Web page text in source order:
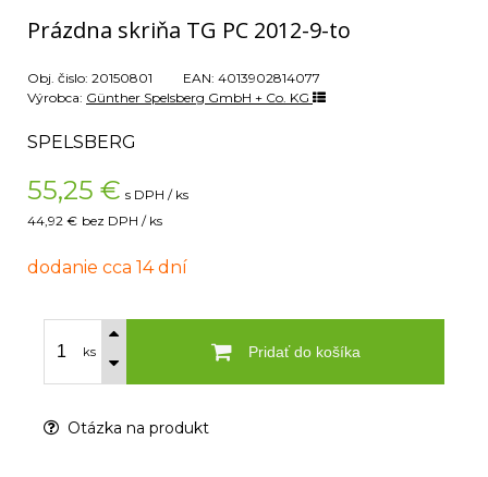
Prázdna skriňa TG PC 2012-9-to
Obj. čislo: 20150801 EAN: 4013902814077
Výrobca: Günther Spelsberg GmbH + Co. KG
SPELSBERG
55,25 € s DPH / ks
44,92 € bez DPH / ks
dodanie cca 14 dní
ks Pridať do košíka
Otázka na produkt